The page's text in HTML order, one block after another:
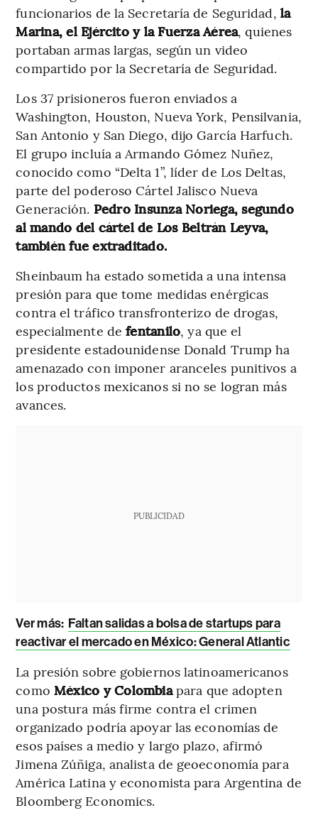
funcionarios de la Secretaría de Seguridad, la
Marina, el Ejército y la Fuerza Aérea, quienes
portaban armas largas, según un video
compartido por la Secretaría de Seguridad.
Los 37 prisioneros fueron enviados a
Washington, Houston, Nueva York, Pensilvania,
San Antonio y San Diego, dijo García Harfuch.
El grupo incluía a Armando Gómez Nuñez,
conocido como “Delta 1”, líder de Los Deltas,
parte del poderoso Cártel Jalisco Nueva
Generación. Pedro Insunza Noriega, segundo
al mando del cártel de Los Beltrán Leyva,
también fue extraditado.
Sheinbaum ha estado sometida a una intensa
presión para que tome medidas enérgicas
contra el tráfico transfronterizo de drogas,
especialmente defentanilo, ya que el
presidente estadounidense Donald Trump ha
amenazado con imponer aranceles punitivos a
los productos mexicanos si no se logran más
avances.
PUBLICIDAD
Ver más: Faltan salidas a bolsa de startups para
reactivar el mercado en México: General Atlantic
La presión sobre gobiernos latinoamericanos
como México y Colombiapara que adopten
una postura más firme contra el crimen
organizado podría apoyar las economías de
esos países a medio y largo plazo, afirmó
Jimena Zúñiga, analista de geoeconomía para
América Latina y economista para Argentina de
Bloomberg Economics.